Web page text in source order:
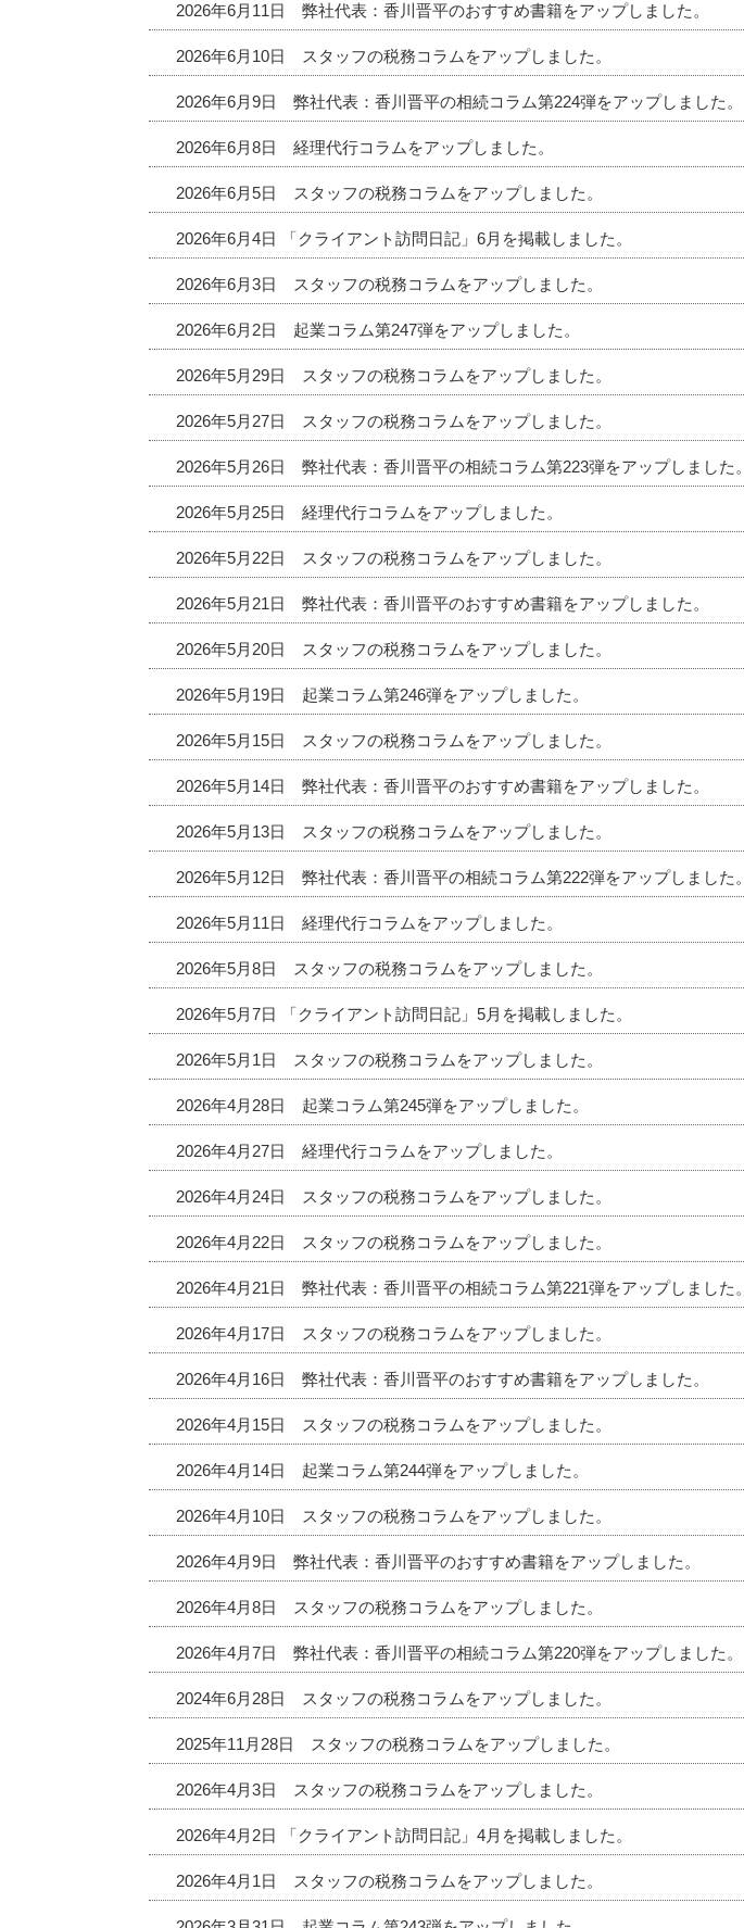
2026年6月11日 弊社代表：香川晋平のおすすめ書籍をアップしました。
2026年6月10日 スタッフの税務コラムをアップしました。
2026年6月9日 弊社代表：香川晋平の相続コラム第224弾をアップしました。
2026年6月8日 経理代行コラムをアップしました。
2026年6月5日 スタッフの税務コラムをアップしました。
2026年6月4日 「クライアント訪問日記」6月を掲載しました。
2026年6月3日 スタッフの税務コラムをアップしました。
2026年6月2日 起業コラム第247弾をアップしました。
2026年5月29日 スタッフの税務コラムをアップしました。
2026年5月27日 スタッフの税務コラムをアップしました。
2026年5月26日 弊社代表：香川晋平の相続コラム第223弾をアップしました。
2026年5月25日 経理代行コラムをアップしました。
2026年5月22日 スタッフの税務コラムをアップしました。
2026年5月21日 弊社代表：香川晋平のおすすめ書籍をアップしました。
2026年5月20日 スタッフの税務コラムをアップしました。
2026年5月19日 起業コラム第246弾をアップしました。
2026年5月15日 スタッフの税務コラムをアップしました。
2026年5月14日 弊社代表：香川晋平のおすすめ書籍をアップしました。
2026年5月13日 スタッフの税務コラムをアップしました。
2026年5月12日 弊社代表：香川晋平の相続コラム第222弾をアップしました。
2026年5月11日 経理代行コラムをアップしました。
2026年5月8日 スタッフの税務コラムをアップしました。
2026年5月7日 「クライアント訪問日記」5月を掲載しました。
2026年5月1日 スタッフの税務コラムをアップしました。
2026年4月28日 起業コラム第245弾をアップしました。
2026年4月27日 経理代行コラムをアップしました。
2026年4月24日 スタッフの税務コラムをアップしました。
2026年4月22日 スタッフの税務コラムをアップしました。
2026年4月21日 弊社代表：香川晋平の相続コラム第221弾をアップしました。
2026年4月17日 スタッフの税務コラムをアップしました。
2026年4月16日 弊社代表：香川晋平のおすすめ書籍をアップしました。
2026年4月15日 スタッフの税務コラムをアップしました。
2026年4月14日 起業コラム第244弾をアップしました。
2026年4月10日 スタッフの税務コラムをアップしました。
2026年4月9日 弊社代表：香川晋平のおすすめ書籍をアップしました。
2026年4月8日 スタッフの税務コラムをアップしました。
2026年4月7日 弊社代表：香川晋平の相続コラム第220弾をアップしました。
2024年6月28日 スタッフの税務コラムをアップしました。
2025年11月28日 スタッフの税務コラムをアップしました。
2026年4月3日 スタッフの税務コラムをアップしました。
2026年4月2日 「クライアント訪問日記」4月を掲載しました。
2026年4月1日 スタッフの税務コラムをアップしました。